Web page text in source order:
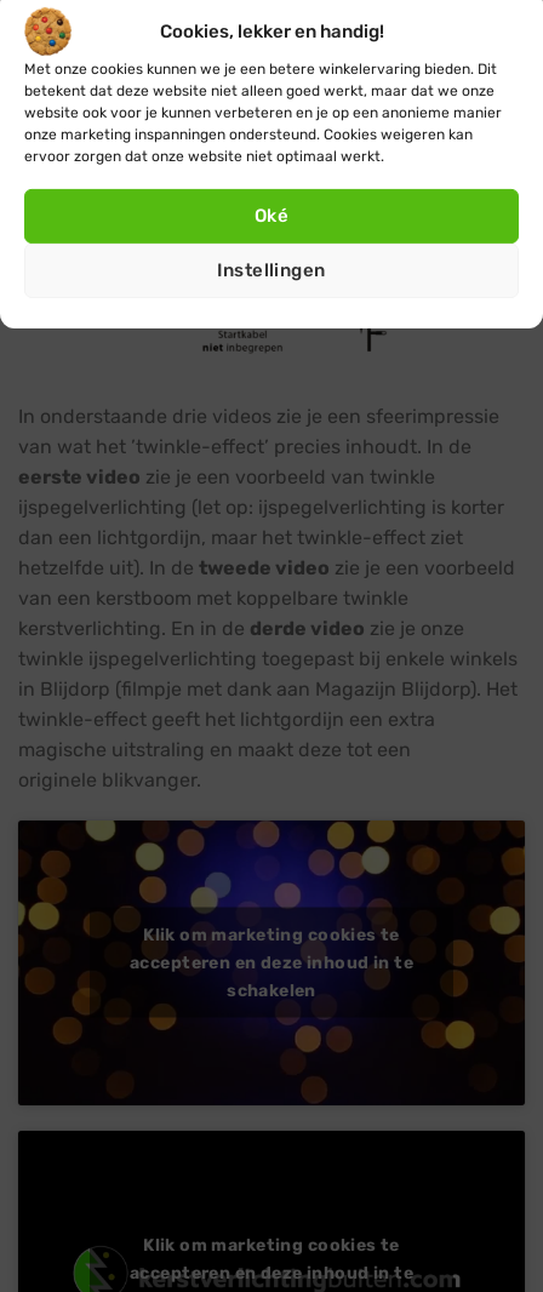
Cookies, lekker en handig!
Met onze cookies kunnen we je een betere winkelervaring bieden. Dit
betekent dat deze website niet alleen goed werkt, maar dat we onze
website ook voor je kunnen verbeteren en je op een anonieme manier
onze marketing inspanningen ondersteund. Cookies weigeren kan
ervoor zorgen dat onze website niet optimaal werkt.
Oké
Instellingen
In onderstaande drie videos zie je een sfeerimpressie
van wat het ’twinkle-effect’ precies inhoudt. In de
eerste video zie je een voorbeeld van twinkle
ijspegelverlichting (let op: ijspegelverlichting is korter
dan een lichtgordijn, maar het twinkle-effect ziet
hetzelfde uit). In de tweede video zie je een voorbeeld
van een kerstboom met koppelbare twinkle
kerstverlichting. En in de derde video zie je onze
twinkle ijspegelverlichting toegepast bij enkele winkels
in Blijdorp (filmpje met dank aan Magazijn Blijdorp). Het
twinkle-effect geeft het lichtgordijn een extra
magische uitstraling en maakt deze tot een
originele blikvanger.
Klik om marketing cookies te
accepteren en deze inhoud in te
schakelen
Klik om marketing cookies te
accepteren en deze inhoud in te